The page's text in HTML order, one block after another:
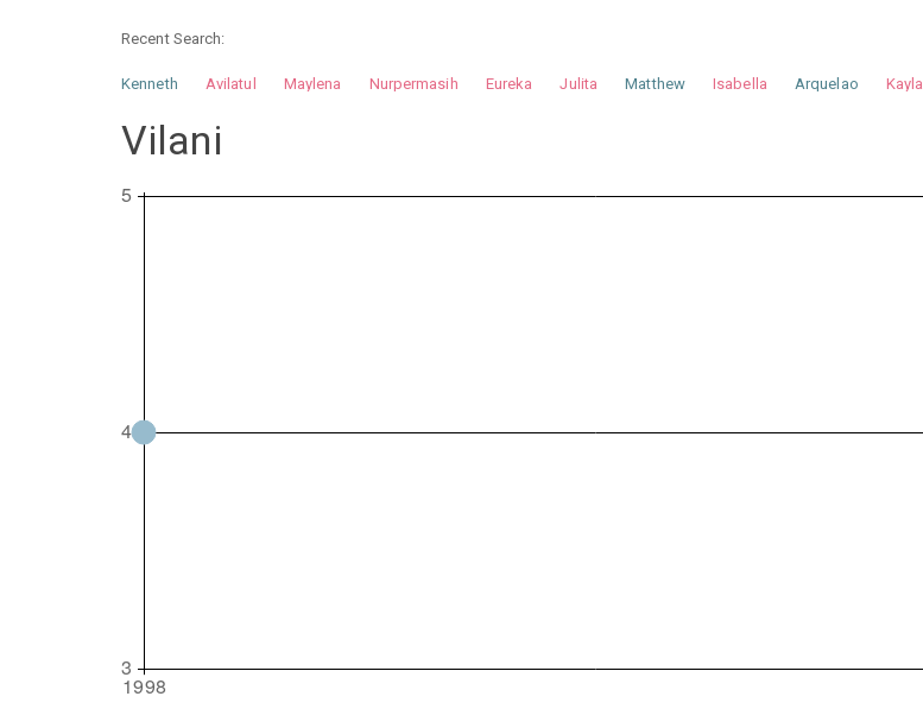
Recent Search:
Kenneth Avilatul Maylena Nurpermasih Eureka Julita Matthew Isabella Arquelao Kayla
Vilani